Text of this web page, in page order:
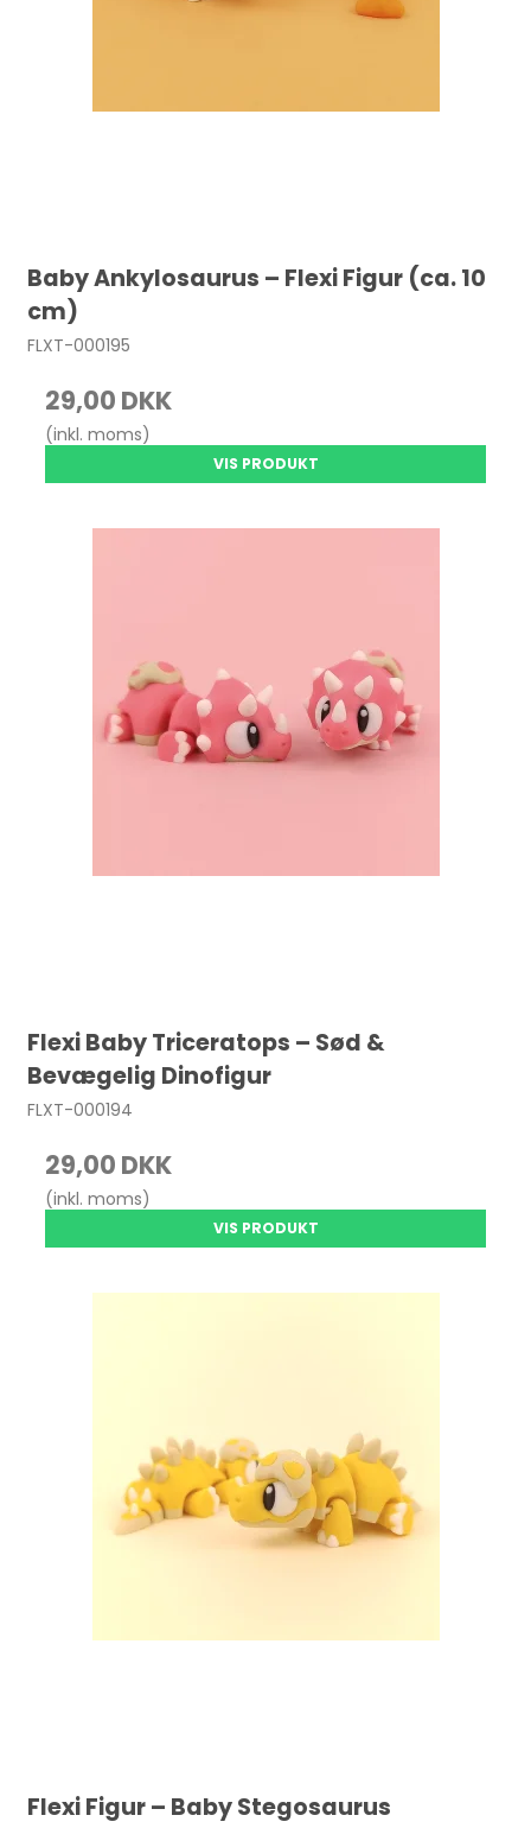
Baby Ankylosaurus – Flexi Figur (ca. 10
cm)
FLXT-000195
29,00 DKK
(inkl. moms)
VIS PRODUKT
Flexi Baby Triceratops – Sød &
Bevægelig Dinofigur
FLXT-000194
29,00 DKK
(inkl. moms)
VIS PRODUKT
Flexi Figur – Baby Stegosaurus